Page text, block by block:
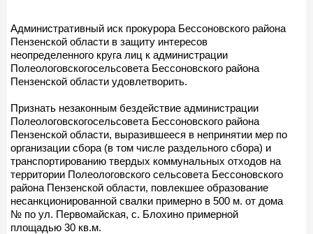
Административный иск прокурора Бессоновского района
Пензенской области в защиту интересов
неопределенного круга лиц к администрации
Полеологовскогосельсовета Бессоновского района
Пензенской области удовлетворить.
Признать незаконным бездействие администрации
Полеологовскогосельсовета Бессоновского района
Пензенской области, выразившееся в непринятии мер по
организации сбора (в том числе раздельного сбора) и
транспортированию твердых коммунальных отходов на
территории Полеологовского сельсовета Бессоновского
района Пензенской области, повлекшее образование
несанкционированной свалки примерно в 500 м. от дома
№ по ул. Первомайская, с. Блохино примерной
площадью 30 кв.м.